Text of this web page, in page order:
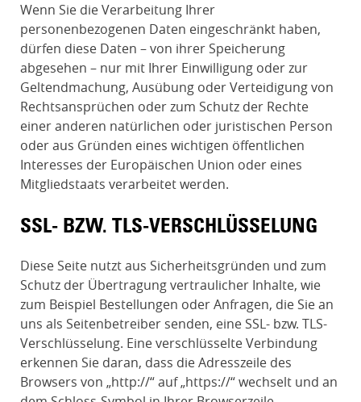
Wenn Sie die Verarbeitung Ihrer
personenbezogenen Daten eingeschränkt haben,
dürfen diese Daten – von ihrer Speicherung
abgesehen – nur mit Ihrer Einwilligung oder zur
Geltendmachung, Ausübung oder Verteidigung von
Rechtsansprüchen oder zum Schutz der Rechte
einer anderen natürlichen oder juristischen Person
oder aus Gründen eines wichtigen öffentlichen
Interesses der Europäischen Union oder eines
Mitgliedstaats verarbeitet werden.
SSL- BZW. TLS-VERSCHLÜSSELUNG
Diese Seite nutzt aus Sicherheitsgründen und zum
Schutz der Übertragung vertraulicher Inhalte, wie
zum Beispiel Bestellungen oder Anfragen, die Sie an
uns als Seitenbetreiber senden, eine SSL- bzw. TLS-
Verschlüsselung. Eine verschlüsselte Verbindung
erkennen Sie daran, dass die Adresszeile des
Browsers von „http://“ auf „https://“ wechselt und an